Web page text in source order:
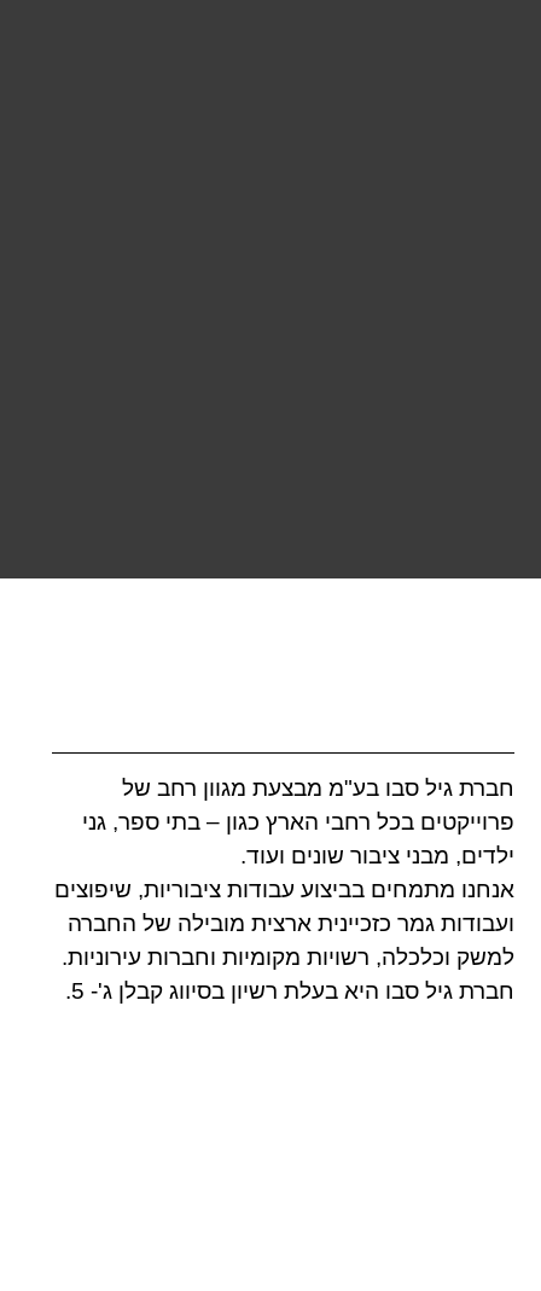
חברת גיל סבו בע"מ מבצעת מגוון רחב של
פרוייקטים בכל רחבי הארץ כגון – בתי ספר, גני
ילדים, מבני ציבור שונים ועוד.
אנחנו מתמחים בביצוע עבודות ציבוריות, שיפוצים
ועבודות גמר כזכיינית ארצית מובילה של החברה
למשק וכלכלה, רשויות מקומיות וחברות עירוניות.
חברת גיל סבו היא בעלת רשיון בסיווג קבלן ג'- 5.